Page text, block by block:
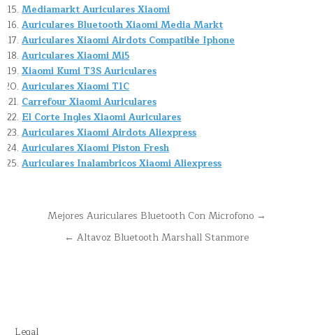
Mediamarkt Auriculares Xiaomi
Auriculares Bluetooth Xiaomi Media Markt
Auriculares Xiaomi Airdots Compatible Iphone
Auriculares Xiaomi Mi5
Xiaomi Kumi T3S Auriculares
Auriculares Xiaomi T1C
Carrefour Xiaomi Auriculares
El Corte Ingles Xiaomi Auriculares
Auriculares Xiaomi Airdots Aliexpress
Auriculares Xiaomi Piston Fresh
Auriculares Inalambricos Xiaomi Aliexpress
Navegación
Mejores Auriculares Bluetooth Con Microfono →
← Altavoz Bluetooth Marshall Stanmore